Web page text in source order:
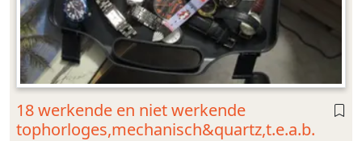
18 werkende en niet werkende
tophorloges,mechanisch&quartz,t.e.a.b.